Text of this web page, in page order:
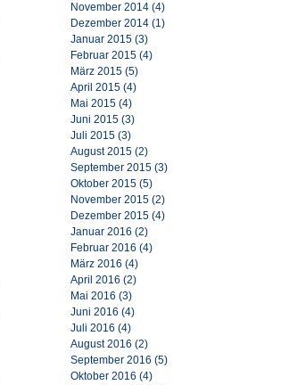
November 2014 (4)
Dezember 2014 (1)
Januar 2015 (3)
Februar 2015 (4)
März 2015 (5)
April 2015 (4)
Mai 2015 (4)
Juni 2015 (3)
Juli 2015 (3)
August 2015 (2)
September 2015 (3)
Oktober 2015 (5)
November 2015 (2)
Dezember 2015 (4)
Januar 2016 (2)
Februar 2016 (4)
März 2016 (4)
April 2016 (2)
Mai 2016 (3)
Juni 2016 (4)
Juli 2016 (4)
August 2016 (2)
September 2016 (5)
Oktober 2016 (4)